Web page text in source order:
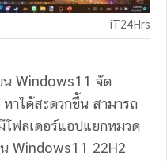
iT24Hrs
น Windows11 จัด
าได้สะดวกขึ้น สามารถ
โฟลเดอร์แอปแยกหมวด
Windows11 22H2